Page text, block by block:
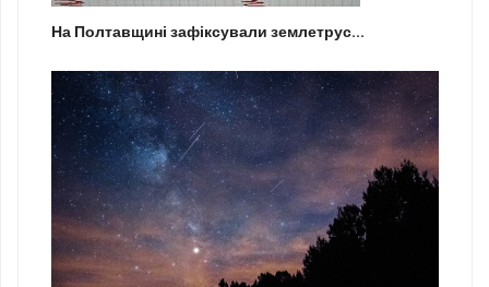
На Полтавщині зафіксували землетрус...